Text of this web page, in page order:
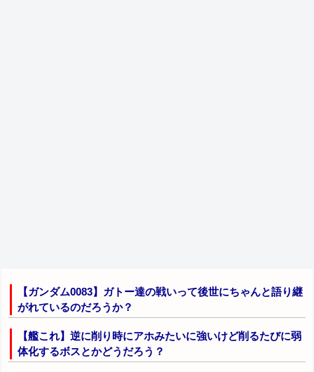
【ガンダム0083】ガトー達の戦いって後世にちゃんと語り継
がれているのだろうか？
【艦これ】逆に削り時にアホみたいに強いけど削るたびに弱
体化するボスとかどうだろう？